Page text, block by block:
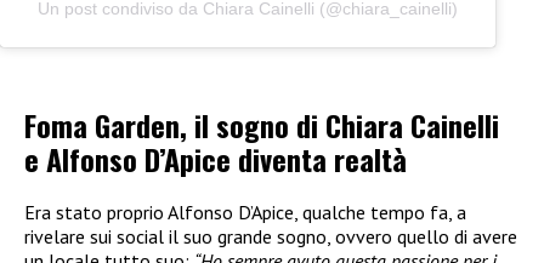
Un post condiviso da Chiara Cainelli (@chiara_cainelli)
Foma Garden, il sogno di Chiara Cainelli
e Alfonso D’Apice diventa realtà
Era stato proprio Alfonso D’Apice, qualche tempo fa, a
rivelare sui social il suo grande sogno, ovvero quello di avere